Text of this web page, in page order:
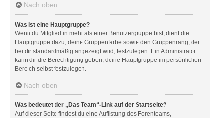
Nach oben
Was ist eine Hauptgruppe?
Wenn du Mitglied in mehr als einer Benutzergruppe bist, dient die
Hauptgruppe dazu, deine Gruppenfarbe sowie den Gruppenrang, der
bei dir standardmäßig angezeigt wird, festzulegen. Ein Administrator
kann dir die Berechtigung geben, deine Hauptgruppe im persönlichen
Bereich selbst festzulegen.
Nach oben
Was bedeutet der „Das Team“-Link auf der Startseite?
Auf dieser Seite findest du eine Auflistung des Forenteams,